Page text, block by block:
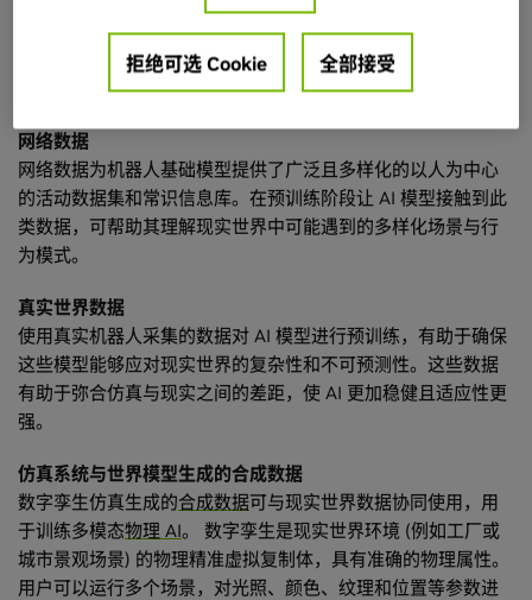
预训练 — 数据源
预训练是指利用大规模数据集来教授 AI 模型掌握基本技能和知
识，然后针对特定任务进行微调。
网络数据
网络数据为机器人基础模型提供了广泛且多样化的以人为中心
的活动数据集和常识信息库。在预训练阶段让 AI 模型接触到此
类数据，可帮助其理解现实世界中可能遇到的多样化场景与行
为模式。
真实世界数据
使用真实机器人采集的数据对 AI 模型进行预训练，有助于确保
这些模型能够应对现实世界的复杂性和不可预测性。这些数据
有助于弥合仿真与现实之间的差距，使 AI 更加稳健且适应性更
强。
仿真系统与世界模型生成的合成数据
数字孪生仿真生成的合成数据可与现实世界数据协同使用，用
于训练多模态物理 AI。 数字孪生是现实世界环境 (例如工厂或
城市景观场景) 的物理精准虚拟复制体，具有准确的物理属性。
用户可以运行多个场景，对光照、颜色、纹理和位置等参数进
拒绝可选 Cookie 全部接受